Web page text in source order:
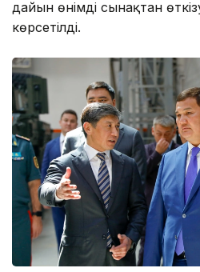
дайын өнімді сынақтан
көрсетілді.